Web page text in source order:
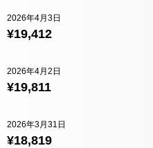
¥19,412
2026年4月3日
¥19,811
2026年4月2日
¥18,819
2026年3月31日